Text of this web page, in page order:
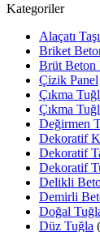
Kategoriler
Alaçatı Taşı
Briket
Brüt Beton
Çizik Panel
Çıkma
Çıkma
Değirmen
Dekoratif
Dekoratif
Dekoratif
Delikli
Demirli
Doğal
Düz Tuğla